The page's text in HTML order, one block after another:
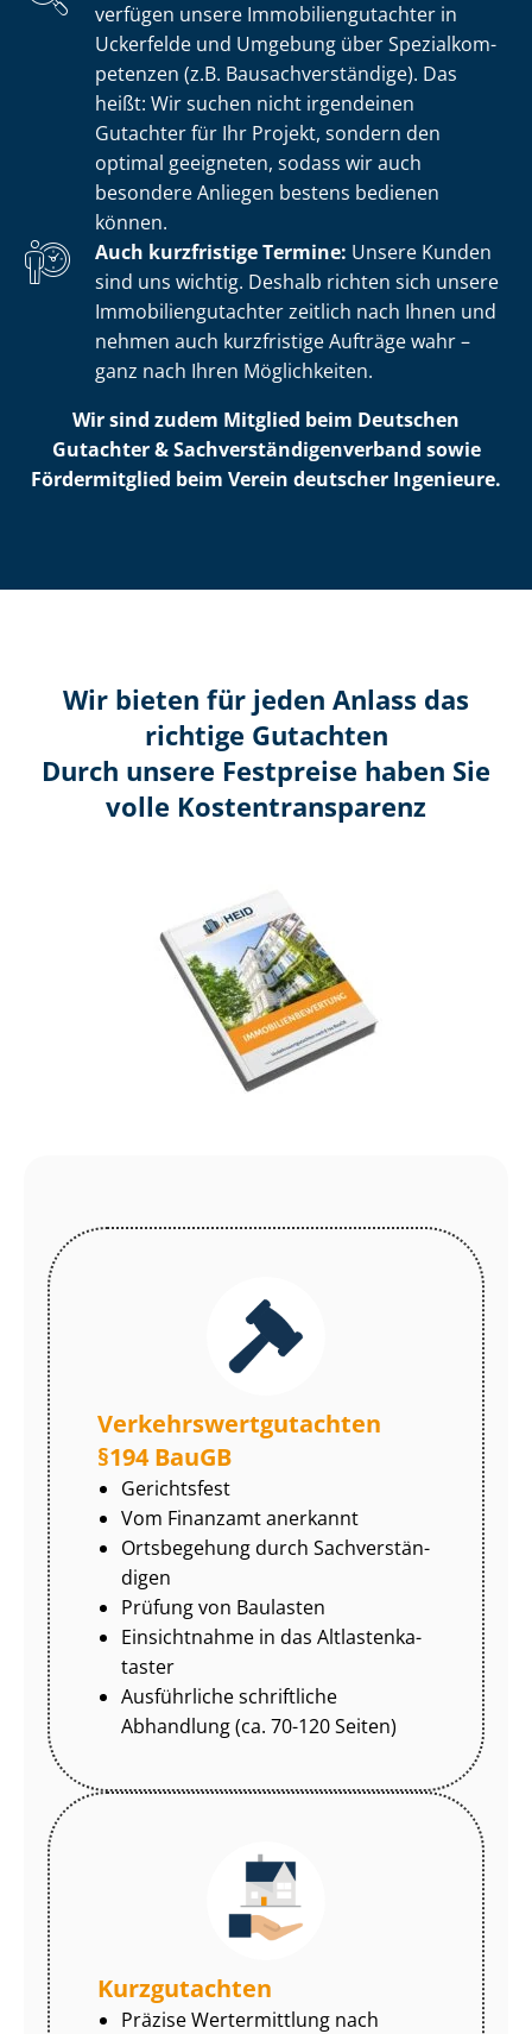
verfügen unsere Im­mo­bi­li­en­gut­ach­ter in
Uckerfelde und Umgebung über Spe­zi­al­kom­
pe­ten­zen (z.B. Bau­sach­ver­stän­di­ge). Das
heißt: Wir suchen nicht irgendeinen
Gutachter für Ihr Projekt, sondern den
optimal geeigneten, sodass wir auch
besondere Anliegen bestens bedienen
können.
Auch kurzfristige Termine: Unsere Kunden
sind uns wichtig. Deshalb richten sich unsere
Im­mo­bi­li­en­gut­ach­ter zeitlich nach Ihnen und
nehmen auch kurzfristige Aufträge wahr –
ganz nach Ihren Möglichkeiten.
Wir sind zudem Mitglied beim Deutschen
Gutachter & Sach­ver­stän­di­gen­ver­band sowie
Fördermitglied beim Verein deutscher Ingenieure.
Wir bieten für jeden Anlass das
richtige Gutachten
Durch unsere Festpreise haben Sie
volle Kosten­transparenz
Ver­kehrs­wert­gut­ach­ten
§194 BauGB
Gerichtsfest
Vom Finanzamt anerkannt
Ortsbegehung durch Sach­ver­stän­
di­gen
Prüfung von Baulasten
Einsichtnahme in das Alt­las­ten­ka­
tas­ter
Ausführliche schriftliche
Abhandlung (ca. 70-120 Seiten)
Kurzgutachten
Präzise Wertermittlung nach